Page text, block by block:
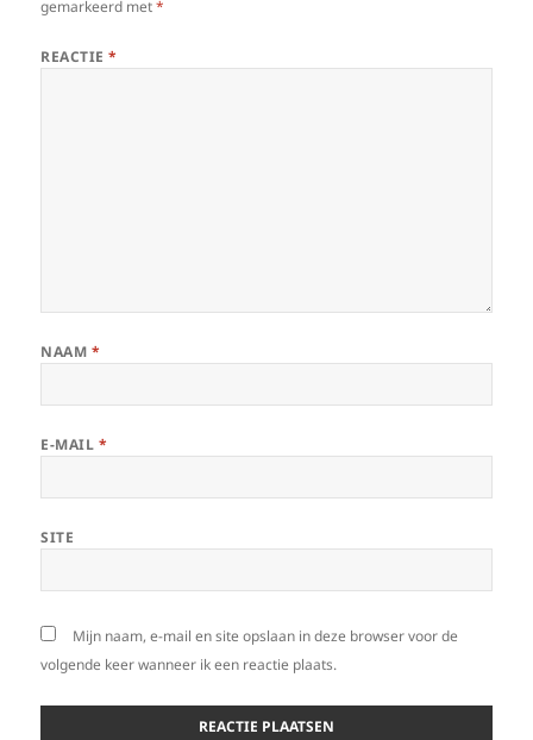
gemarkeerd met*
REACTIE*
NAAM *
E-MAIL *
SITE
Mijn naam, e-mail en site opslaan in deze browser voor de
volgende keer wanneer ik een reactie plaats.